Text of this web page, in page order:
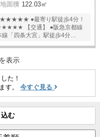
面積 122.03㎡
徒歩4分！
京都線
表示
た！
す。今すぐ見る
む